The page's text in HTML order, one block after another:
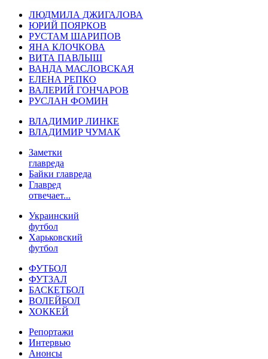
ЛЮДМИЛА ДЖИГАЛОВА
ЮРИЙ ПОЯРКОВ
РУСТАМ ШАРИПОВ
ЯНА КЛОЧКОВА
ВИТА ПАВЛЫШ
ВАНДА МАСЛОВСКАЯ
ЕЛЕНА РЕПКО
ВАЛЕРИЙ ГОНЧАРОВ
РУСЛАН ФОМИН
ВЛАДИМИР ЛИНКЕ
ВЛАДИМИР ЧУМАК
Заметки
главреда
Байки главреда
Главред
отвечает...
Украинский
футбол
Харьковский
футбол
ФУТБОЛ
ФУТЗАЛ
БАСКЕТБОЛ
ВОЛЕЙБОЛ
ХОККЕЙ
Репортажи
Интервью
Анонсы